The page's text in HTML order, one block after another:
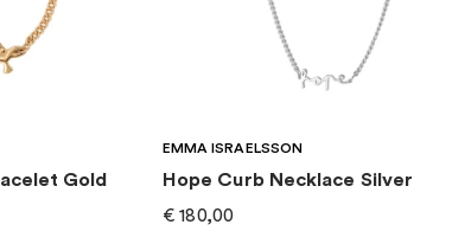
Gold
EMMA ISRAELSSON
Hope Curb Necklace Silver
€ 180,00